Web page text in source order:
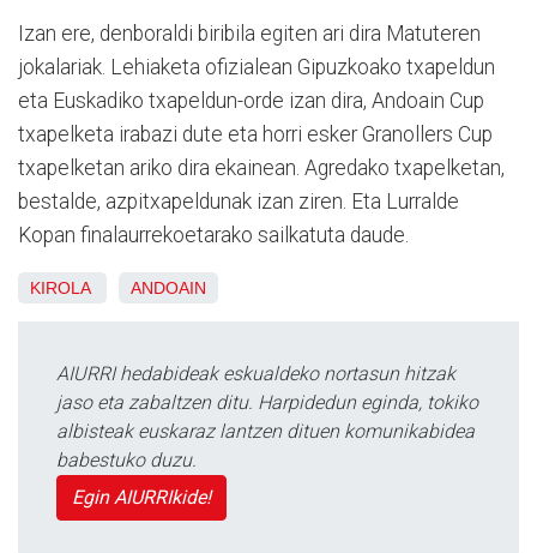
Izan ere, denboraldi biribila egiten ari dira Matuteren
jokalariak. Lehiaketa ofizialean Gipuzkoako txapeldun
eta Euskadiko txapeldun-orde izan dira, Andoain Cup
txapelketa irabazi dute eta horri esker Granollers Cup
txapelketan ariko dira ekainean. Agredako txapelketan,
bestalde, azpitxapeldunak izan ziren. Eta Lurralde
Kopan finalaurrekoetarako sailkatuta daude.
KIROLA ANDOAIN
AIURRI hedabideak eskualdeko nortasun hitzak
jaso eta zabaltzen ditu. Harpidedun eginda, tokiko
albisteak euskaraz lantzen dituen komunikabidea
babestuko duzu.
Egin AIURRIkide!